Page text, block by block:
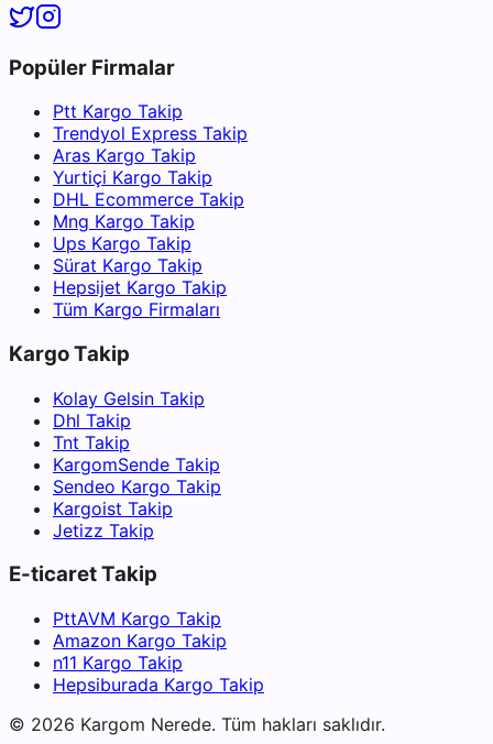
Popüler Firmalar
Ptt Kargo Takip
Trendyol Express Takip
Aras Kargo Takip
Yurtiçi Kargo Takip
DHL Ecommerce Takip
Mng Kargo Takip
Ups Kargo Takip
Sürat Kargo Takip
Hepsijet Kargo Takip
Tüm Kargo Firmaları
Kargo Takip
Kolay Gelsin Takip
Dhl Takip
Tnt Takip
KargomSende Takip
Sendeo Kargo Takip
Kargoist Takip
Jetizz Takip
E-ticaret Takip
PttAVM Kargo Takip
Amazon Kargo Takip
n11 Kargo Takip
Hepsiburada Kargo Takip
© 2026 Kargom Nerede. Tüm hakları saklıdır.